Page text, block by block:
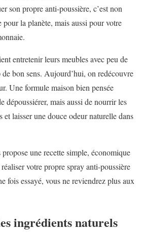
son propre anti-poussière, c’est non
pour la planète, mais aussi pour votre
entretenir leurs meubles avec peu de
de bon sens. Aujourd’hui, on redécouvre
Une formule maison bien pensée
dépoussiérer, mais aussi de nourrir les
et laisser une douce odeur naturelle dans
une recette simple, économique
votre propre spray anti-poussière
fois essayé, vous ne reviendrez plus aux
ingrédients naturels